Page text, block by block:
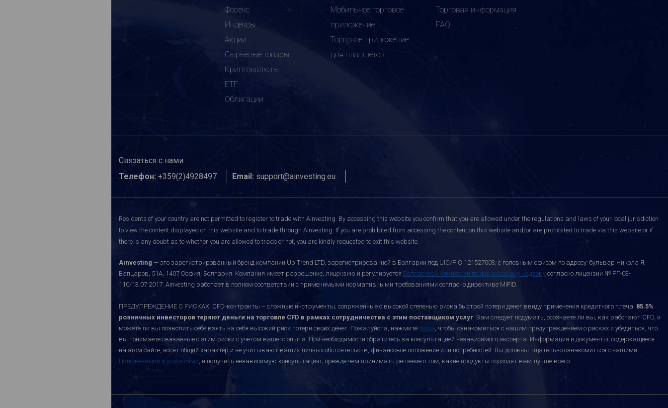
Форекс
Индексы
Акции
Сырьевые товары
Криптовалюты
ETF
Облигации
Мобильное торговое
приложение
Торговое приложение
для планшетов
Торговая информация
FAQ
Связаться с нами
Телефон: +359(2)4928497 Email: support@ainvesting.eu
Residents of your country are not permitted to register to trade with Ainvesting. By accessing this website you confirm that you are allowed under the regulations and laws of your local jurisdiction
to view the content displayed on this website and to trade through Ainvesting. If you are prohibited from accessing the content on this website and/or are prohibited to trade via this website or if
there is any doubt as to whether you are allowed to trade or not, you are kindly requested to exit this website.
Ainvesting — это зарегистрированный бренд компании Up Trend LTD, зарегистрированной в Болгарии под UIC/PIC 121527003, с головным офисом по адресу: бульвар Никола Я.
Вапцаров, 51A, 1407 София, Болгария. Компания имеет разрешение, лицензию и регулируется Болгарской комиссией по финансовому надзору согласно лицензии № РГ-03-
110/13.07.2017. Ainvesting работает в полном соответствии с применимыми нормативными требованиями согласно директиве MiFID.
ПРЕДУПРЕЖДЕНИЕ О РИСКАХ: CFD-контракты – сложные инструменты, сопряжённые с высокой степенью риска быстрой потери денег ввиду применения кредитного плеча. 85.5%
розничных инвесторов теряют деньги на торговле CFD в рамках сотрудничества с этим поставщиком услуг. Вам следует подумать, осознаете ли вы, как работают CFD, и
можете ли вы позволить себе взять на себя высокий риск потери своих денег. Пожалуйста, нажмите сюда, чтобы ознакомиться с нашим предупреждением о рисках и убедиться, что
вы понимаете связанные с этим риски с учетом вашего опыта. При необходимости обратитесь за консультацией независимого эксперта. Информация и документы, содержащиеся
на этом сайте, носят общий характер и не учитывают ваших личных обстоятельств, финансовое положение или потребностей. Вы должны тщательно ознакомиться с нашими
Положениями и условиями, и получить независимую консультацию, прежде чем принимать решение о том, какие продукты подходят вам лучше всего.